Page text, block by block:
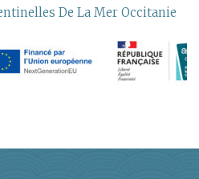
De La Mer Occitanie